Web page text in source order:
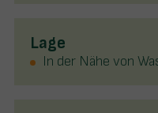
Lage
In der Nähe von